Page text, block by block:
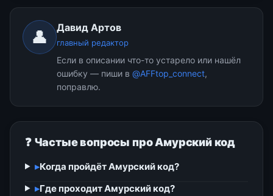
👤 Давид Артов
главный редактор
Если в описании что-то устарело или нашёл
ошибку — пиши в @AFFtop_connect,
поправлю.
❓ Частые вопросы про Амурский код
▸Когда пройдёт Амурский код?
▸Где проходит Амурский код?